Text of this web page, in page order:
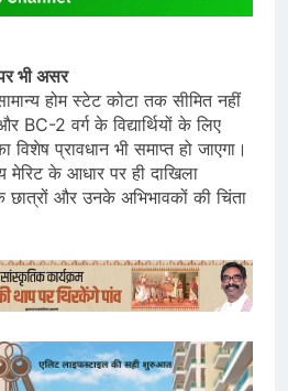
भी असर
होम स्टेट कोटा तक सीमित नहीं
2 वर्ग के विद्यार्थियों के लिए
प्रावधान भी समाप्त हो जाएगा।
मेरिट के आधार पर ही दाखिला
छात्रों और उनके अभिभावकों की चिंता